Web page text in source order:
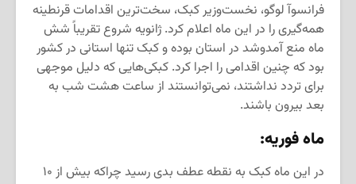
فرانسوآ لوگو، نخست‌وزیر کبک، سخت‌ترین اقدامات قرنطینه
همه‌گیری را در این ماه اعلام کرد. ژانویه شروع تقریباً شش
ماه منع آمدوشد در استان بوده و کبک تنها استانی در کشور
بود که چنین اقدامی را اجرا کرد. کبکی‌هایی که دلیل موجهی
برای تردد نداشتند، نمی‌توانستند از ساعت هشت شب به
بعد بیرون باشند.
ماه فوریه:
در این ماه کبک به نقطه عطف بدی رسید چراکه بیش از ۱۰